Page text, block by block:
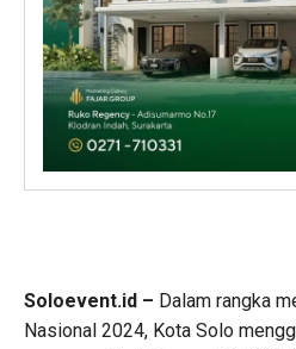
Soloevent.id – Dalam rangka
Nasional 2024, Kota Solo